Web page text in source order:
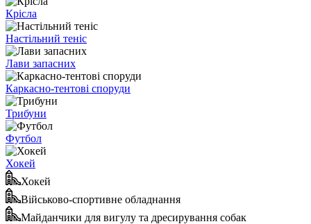
Крісла
Настільний теніс
Лави запасних
Каркасно-тентові споруди
Трибуни
Футбол
Хокей
Хокей
Військово-спортивне обладнання
Майданчики для вигулу та дресирування собак